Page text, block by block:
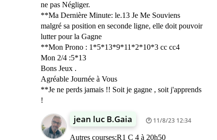
ne pas Négliger.
**Ma Dernière Minute: le.13 Je Me Souviens
malgré sa position en seconde ligne, elle doit pouvoir
lutter pour la Gagne
**Mon Prono : 1*5*13*9*11*2*10*3 cc cc4
Mon 2/4 :5*13
Bons Jeux .
Agréable Journée à Vous
**Je ne perds jamais !! Soit je gagne , soit j'apprends
!
jean luc B.Gaia 11/8/23 12:34
Autres courses:R1 C 4 à 20h50